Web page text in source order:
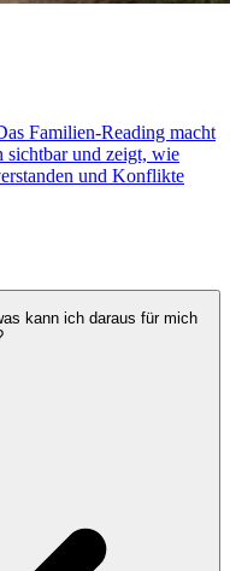
Familien-Reading macht
sichtbar und zeigt, wie
und Konflikte
kann ich daraus für mich